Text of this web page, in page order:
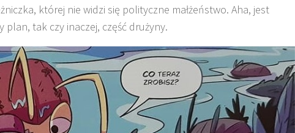
której nie widzi się polityczne małżeństwo. Aha, jest
plan, tak czy inaczej, część drużyny.